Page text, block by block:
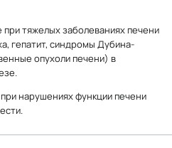
тяжелых заболеваниях печени
гепатит, синдромы Дубина-
опухоли печени) в
нарушениях функции печени